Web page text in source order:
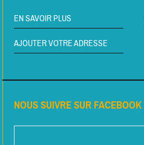
EN SAVOIR PLUS
AJOUTER VOTRE ADRESSE
NOUS SUIVRE SUR FACEBOOK